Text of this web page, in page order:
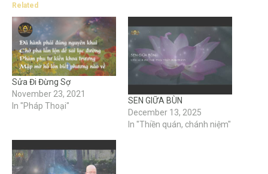
Related
Sửa Đi Đừng Sợ
November 23, 2021
In "Pháp Thoại"
SEN GIỮA BÙN
December 13, 2025
In "Thiền quán, chánh niệm"